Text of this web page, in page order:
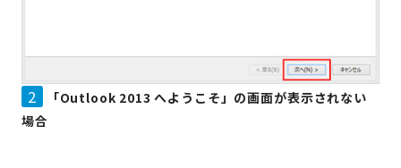
2
「Outlook 2013 へようこそ」の画面が表示されない
場合